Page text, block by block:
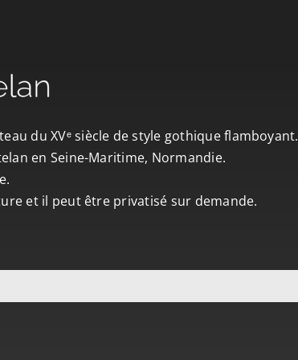
du XVᵉ siècle de style gothique flamboyant.
en Seine-Maritime, Normandie.
et il peut être privatisé sur demande.